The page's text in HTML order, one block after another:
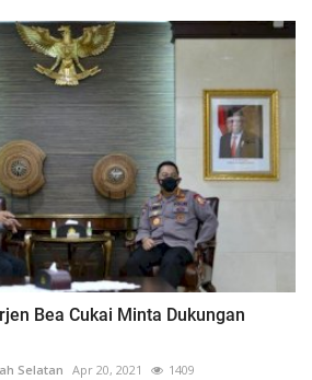
Bea Cukai Minta Dukungan
Selatan Apr 20, 2021 1409